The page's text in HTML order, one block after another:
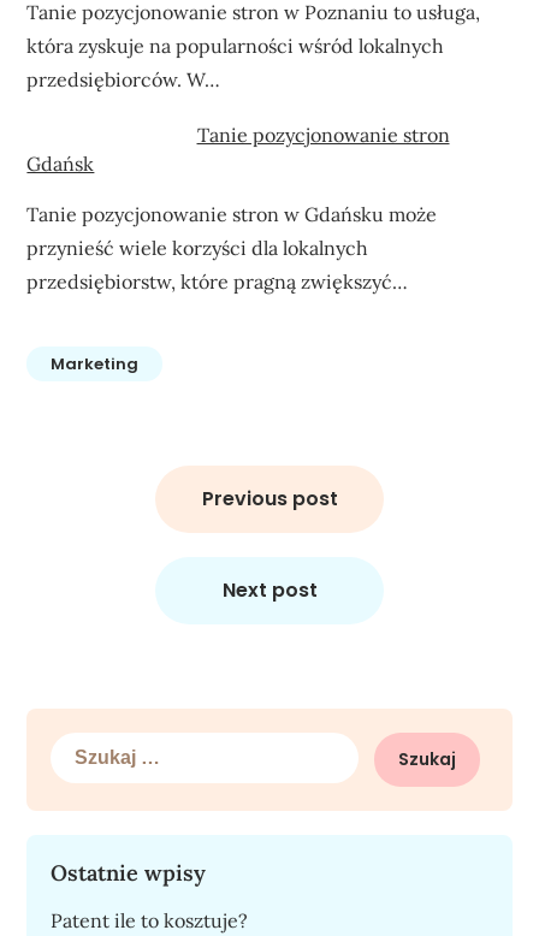
Tanie pozycjonowanie stron w Poznaniu to usługa,
która zyskuje na popularności wśród lokalnych
przedsiębiorców. W…
Tanie pozycjonowanie stron
Gdańsk
Tanie pozycjonowanie stron w Gdańsku może
przynieść wiele korzyści dla lokalnych
przedsiębiorstw, które pragną zwiększyć…
Marketing
Previous post
Next post
Szukaj:
Ostatnie wpisy
Patent ile to kosztuje?